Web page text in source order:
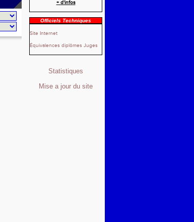
+ d'infos
Officiels Techniques
Site Internet
Équivalences diplômes Juges
Statistiques
Mise a jour du site